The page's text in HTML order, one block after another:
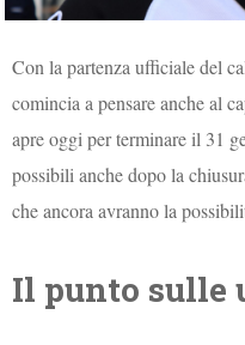
Con la partenza ufficiale del
comincia a pensare anche al
apre oggi per terminare il 31
possibili anche dopo la
che ancora avranno la
Il punto sulle